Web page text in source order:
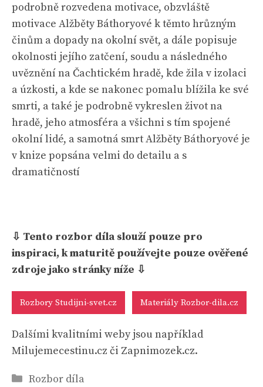
podrobně rozvedena motivace, obzvláště
motivace Alžběty Báthoryové k těmto hrůzným
činům a dopady na okolní svět, a dále popisuje
okolnosti jejího zatčení, soudu a následného
uvěznění na Čachtickém hradě, kde žila v izolaci
a úzkosti, a kde se nakonec pomalu blížila ke své
smrti, a také je podrobně vykreslen život na
hradě, jeho atmosféra a všichni s tím spojené
okolní lidé, a samotná smrt Alžběty Báthoryové je
v knize popsána velmi do detailu a s
dramatičností
⇩ Tento rozbor díla slouží pouze pro
inspiraci, k maturitě používejte pouze ověřené
zdroje jako stránky níže ⇩
Rozbory Studijni-svet.cz Materiály Rozbor-dila.cz
Dalšími kvalitními weby jsou například
Milujemecestinu.cz či Zapnimozek.cz.
Rubriky
Rozbor díla